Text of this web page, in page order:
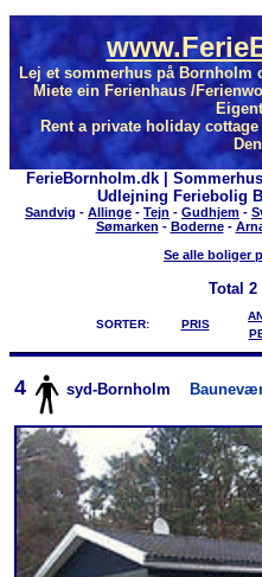
Lej et sommerhus på Bornholm
Miete ein Ferienhaus /
Rent a private holiday
FerieBornholm.dk |
Udlejning Feriebolig
Sandvig - Allinge - Tejn - Gudhjem -
Sømarken - Boderne-
Se alle boliger
Total 2
SORTER: PRIS
4 syd-Bornholm